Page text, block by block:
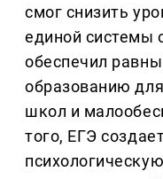
смог снизить
единой системы
обеспечил
образованию
школ и
того, ЕГЭ